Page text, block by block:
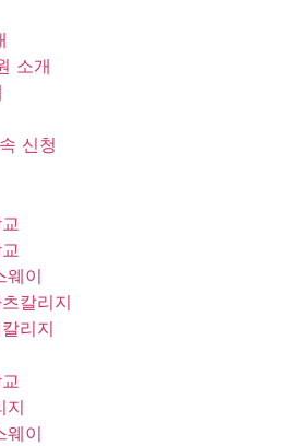
소개
신청
웨이
칼리지
리지
지
웨이